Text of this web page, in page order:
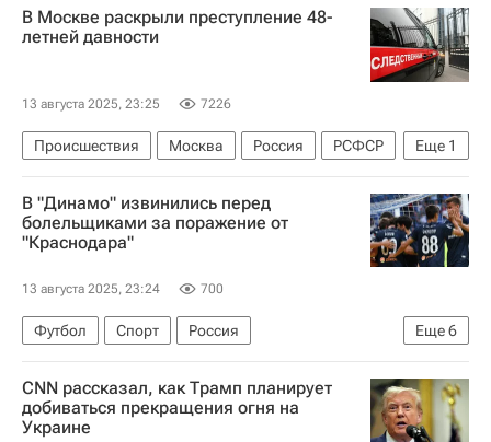
В Москве раскрыли преступление 48-
летней давности
13 августа 2025, 23:25 7226
Еще 1
Происшествия Москва Россия
РСФСР
Следственный комитет России (СК РФ)
В "Динамо" извинились перед
болельщиками за поражение от
"Краснодара"
13 августа 2025, 23:24 700
Еще6
Футбол Спорт
Россия
Павел Пивоваров
Валерий Карпин
Динамо Москва
Краснодар
РПЛ 2026-2027 (Чемпионат России по футболу)
CNN рассказал, как Трамп планирует
добиваться прекращения огня на
Украине